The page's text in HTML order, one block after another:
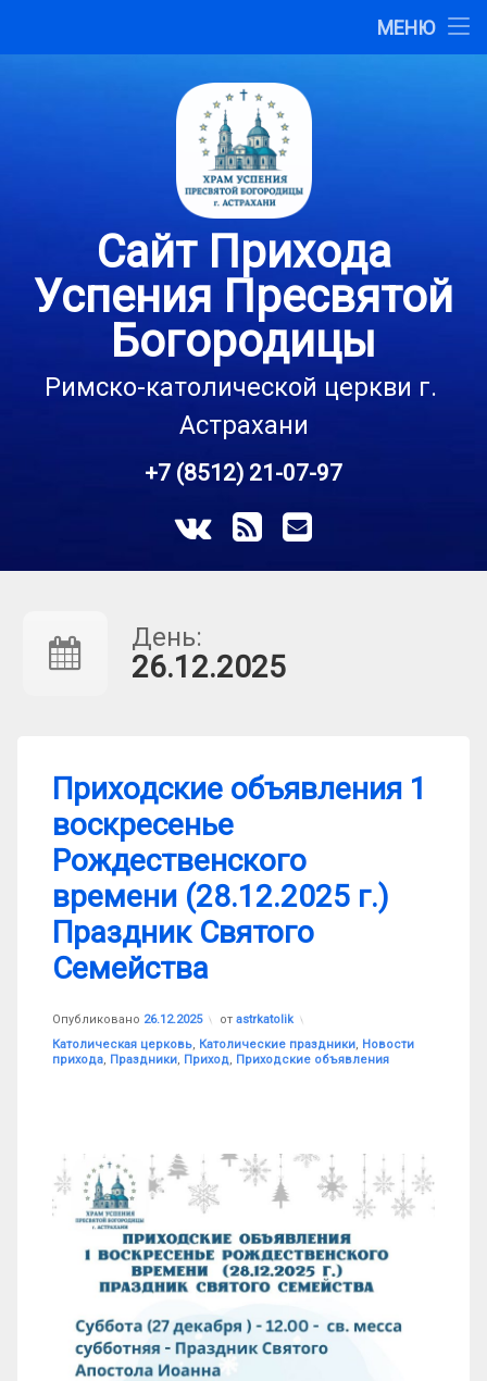
МЕНЮ
Сайт Прихода
Успения Пресвятой
Богородицы
Римско-католической церкви г.
Астрахани
+7 (8512) 21-07-97
ВКонтакте
RSS E-mail
День:
26.12.2025
Приходские объявления 1
воскресенье
Рождественского
времени (28.12.2025 г.)
Праздник Святого
Семейства
Опубликовано 26.12.2025 от astrkatolik
Рубрики:
Католическая церковь, Католические праздники, Новости
прихода, Праздники, Приход, Приходские объявления